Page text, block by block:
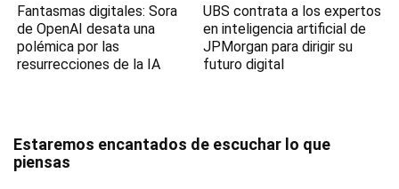
Fantasmas digitales: Sora
de OpenAI desata una
polémica por las
resurrecciones de la IA
UBS contrata a los expertos
en inteligencia artificial de
JPMorgan para dirigir su
futuro digital
Estaremos encantados de escuchar lo que
piensas